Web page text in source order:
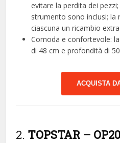
evitare la perdita dei
strumento sono inclusi; la
ciascuna un ricambio
Comoda e confortevole:
di 48 cm e profondità di
ACQUISTA
2. TOPSTAR –